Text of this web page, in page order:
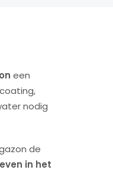
een
nodig
de
in het